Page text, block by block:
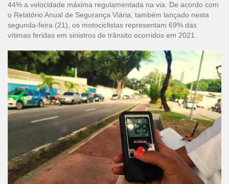
44% a velocidade máxima regulamentada na via. De acordo com
o Relatório Anual de Segurança Viária, também lançado nesta
segunda-feira (21), os motociclistas representam 69% das
vítimas feridas em sinistros de trânsito ocorridos em 2021.